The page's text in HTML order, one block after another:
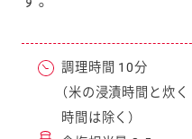
調理時間 10分
（米の浸漬時間と炊く
時間は除く）